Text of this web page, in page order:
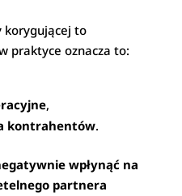
korygującej to
praktyce oznacza to:
,
kontrahentów.
wpłynąć na
partnera